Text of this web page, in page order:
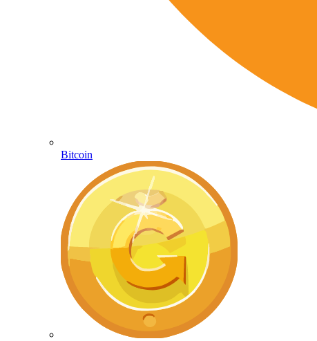
Bitcoin